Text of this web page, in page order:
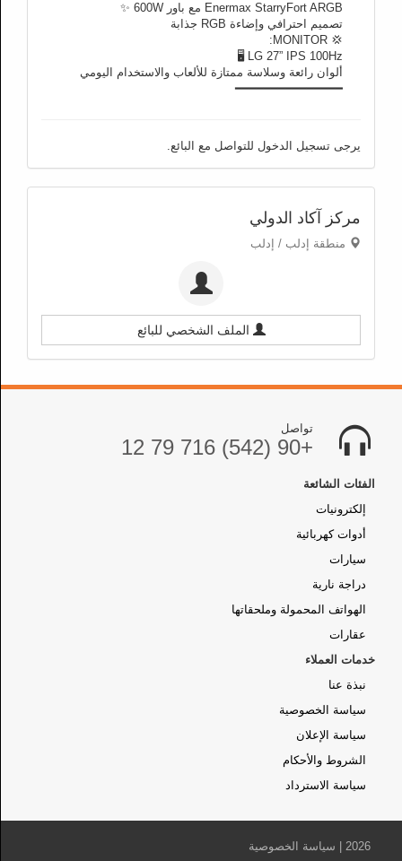
Enermax StarryFort ARGB مع باور 600W ✨
تصميم احترافي وإضاءة RGB جذابة
💢 MONITOR:
LG 27” IPS 100Hz 🖥️
ألوان رائعة وسلاسة ممتازة للألعاب والاستخدام اليومي
━━━━━━━━━━━━━━━
يرجى تسجيل الدخول للتواصل مع البائع.
مركز آكاد الدولي
منطقة إدلب / إدلب
الملف الشخصي للبائع
تواصل
+90 (542) 716 79 12
الفئات الشائعة
إلكترونيات
أدوات كهربائية
سيارات
دراجة نارية
الهواتف المحمولة وملحقاتها
عقارات
خدمات العملاء
نبذة عنا
سياسة الخصوصية
سياسة الإعلان
الشروط والأحكام
سياسة الاسترداد
2026 | سياسة الخصوصية